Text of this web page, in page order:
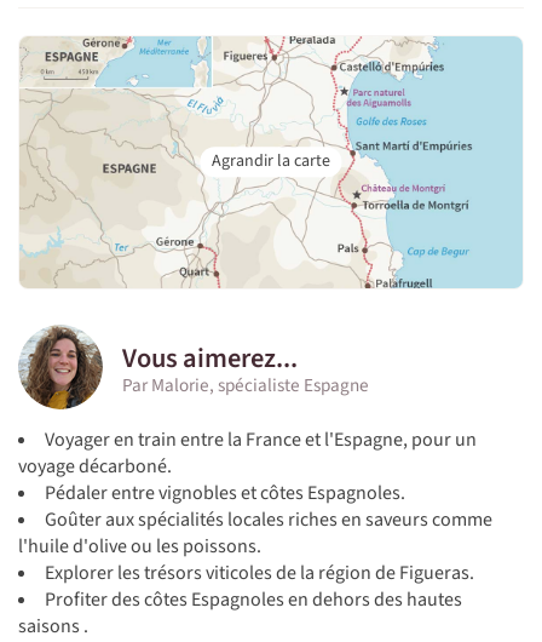
Vous aimerez...
Par Malorie, spécialiste Espagne
Voyager en train entre la France et l'Espagne, pour un
voyage décarboné.
Pédaler entre vignobles et côtes Espagnoles.
Goûter aux spécialités locales riches en saveurs comme
l'huile d'olive ou les poissons.
Explorer les trésors viticoles de la région de Figueras.
Profiter des côtes Espagnoles en dehors des hautes
saisons .